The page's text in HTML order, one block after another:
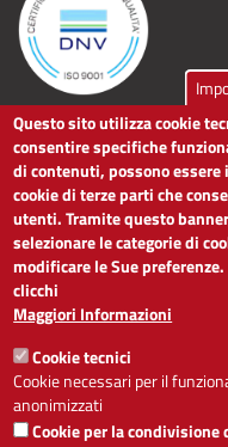
LINK UTILI
Dichiarazione di accessibilità
Obiettivi di accessibilità
Segnalaci problemi di
Note legali
Privacy
Accesso riservato
ACCESSIBILITÀ
- A +
Questo sito utilizza cookie
consentire specifiche
di contenuti, possono
cookie di terze parti che
utenti. Tramite questo
selezionare le categorie di
modificare le Sue
clicchi
Maggiori Informazioni
Cookie tecnici
Cookie necessari per il
anonimizzati
Cookie per la